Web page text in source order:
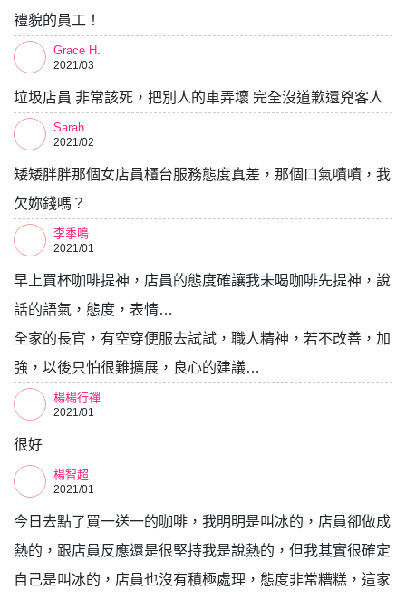
禮貌的員工！
Grace H.
2021/03
垃圾店員 非常該死，把別人的車弄壞 完全沒道歉還兇客人
Sarah
2021/02
矮矮胖胖那個女店員櫃台服務態度真差，那個口氣嘖嘖，我
欠妳錢嗎？
李季鳴
2021/01
早上買杯咖啡提神，店員的態度確讓我未喝咖啡先提神，說
話的語氣，態度，表情…
全家的長官，有空穿便服去試試，職人精神，若不改善，加
強，以後只怕很難擴展，良心的建議…
楊楊行禪
2021/01
很好
楊智超
2021/01
今日去點了買一送一的咖啡，我明明是叫冰的，店員卻做成
熱的，跟店員反應還是很堅持我是說熱的，但我其實很確定
自己是叫冰的，店員也沒有積極處理，態度非常糟糕，這家